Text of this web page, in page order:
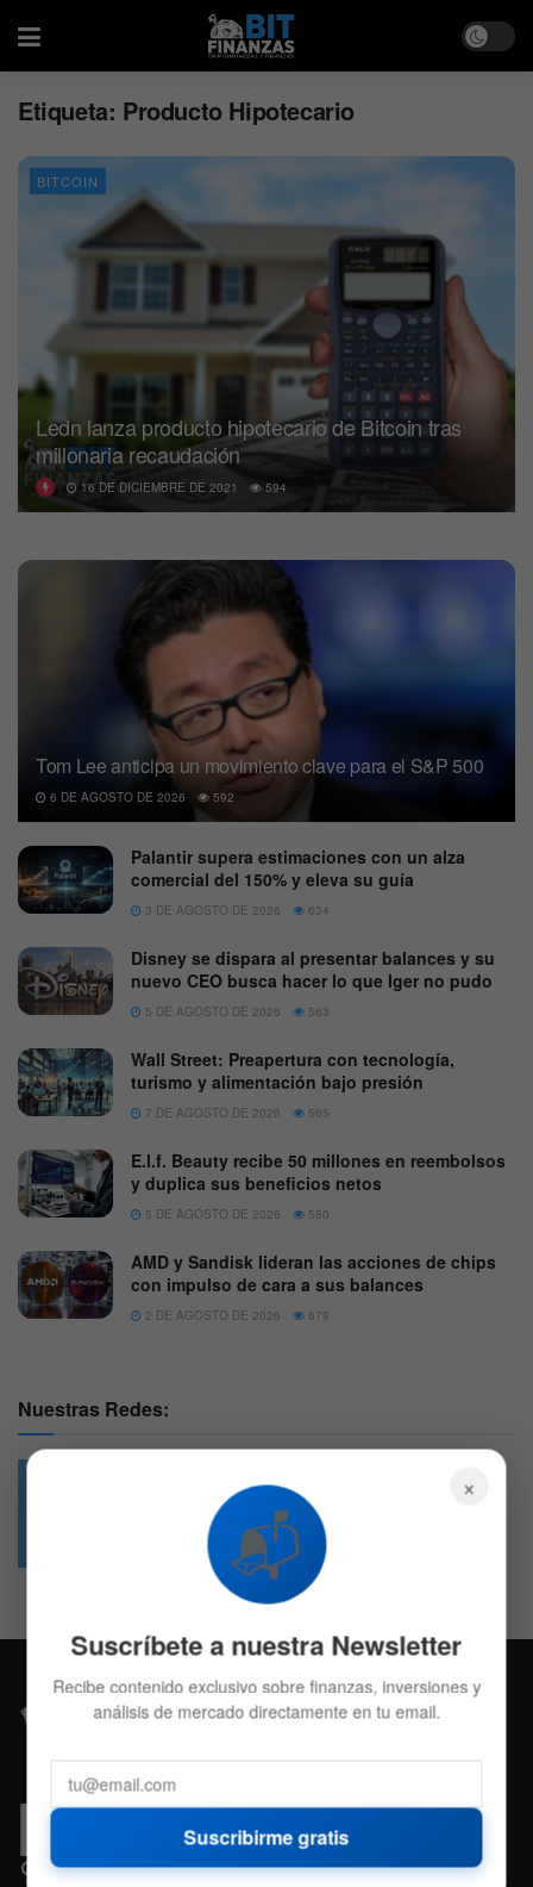
Etiqueta: Producto Hipotecario
BITCOIN
Ledn lanza producto hipotecario de Bitcoin tras
millonaria recaudación
16 DE DICIEMBRE DE 2021 594
Tom Lee anticipa un movimiento clave para el S&P 500
6 DE AGOSTO DE 2026 592
Palantir supera estimaciones con un alza
comercial del 150% y eleva su guía
3 DE AGOSTO DE 2026 634
Disney se dispara al presentar balances y su
nuevo CEO busca hacer lo que Iger no pudo
5 DE AGOSTO DE 2026 563
Wall Street: Preapertura con tecnología,
turismo y alimentación bajo presión
7 DE AGOSTO DE 2026 565
E.l.f. Beauty recibe 50 millones en reembolsos
y duplica sus beneficios netos
5 DE AGOSTO DE 2026 580
AMD y Sandisk lideran las acciones de chips
con impulso de cara a sus balances
2 DE AGOSTO DE 2026 679
Nuestras Redes:
4.7k
Followers
×
📬
Suscríbete a nuestra Newsletter
Recibe contenido exclusivo sobre finanzas, inversiones y
análisis de mercado directamente en tu email.
Suscribirme gratis